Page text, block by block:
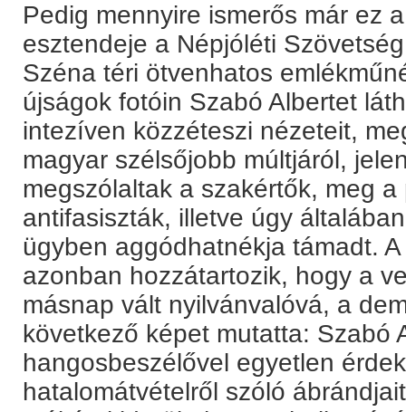
Pedig mennyire ismerős már ez
esztendeje a Népjóléti
Széna téri ötvenhatos
újságok fotóin Szabó Albertet
intezíven közzéteszi nézeteit,
magyar szélsőjobb múltjáról,
megszólaltak a szakértők, meg
antifasiszták, illetve úgy
ügyben aggódhatnékja támadt.
azonban hozzátartozik, hogy a
másnap vált nyilvánvalóvá, a
következő képet mutatta: Szabó
hangosbeszélővel egyetlen
hatalomátvételről szóló